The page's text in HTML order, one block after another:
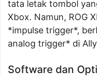
tata letak tombol
Xbox. Namun, ROG
*impulse trigger*,
analog trigger* di
Software dan